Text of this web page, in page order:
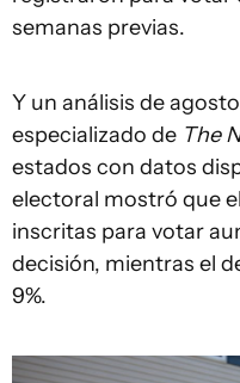
semanas previas.
Y un análisis de
especializado de The
estados con datos
electoral mostró que
inscritas para votar
decisión, mientras el
9%.